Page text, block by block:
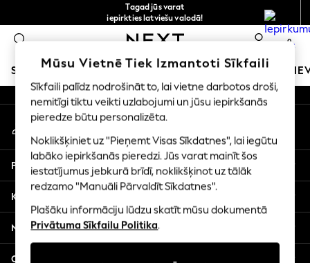
Tagad jūs varat
iepirkties latviešu valodā!
Ātrāk un drošāk,
norēķināšanās ar Maksājums caur banku
0
SKOLAS APĢĒRBS MEITENES ZĒNI MAZULIS
SCHOOLWEAR
All Boys Schoolwear
Shoes
Trousers
Shorts
Shirts
Polo Shirts
Sweatshirts & Jumpers
An error occurred on client
Mūsu sociālie tīkli
Mans konts
Pierakstieties savā kontā
Palīdzība
Konfidencialitāte un juridiskā informācija
Nodaļas
Citi pakalpojumi
Mūsu Vietnē Tiek Izmantoti Sīkfaili
Sīkfaili palīdz nodrošināt to, lai vietne darbotos droši,
nemitīgi tiktu veikti uzlabojumi un jūsu iepirkšanās
pieredze būtu personalizēta.
Noklikšķiniet uz "Pieņemt Visas Sīkdatnes", lai iegūtu
labāko iepirkšanās pieredzi. Jūs varat mainīt šos
iestatījumus jebkurā brīdī, noklikšķinot uz tālāk
redzamo "Manuāli Pārvaldīt Sīkdatnes".
Plašāku informāciju lūdzu skatīt mūsu dokumentā
Privātuma Sīkfailu Politika.